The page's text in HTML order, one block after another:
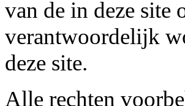
van de in deze site
verantwoordelijk
deze site.
Alle rechten